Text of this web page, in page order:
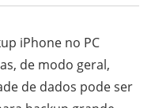
iPhone no PC
de modo geral,
de dados pode ser